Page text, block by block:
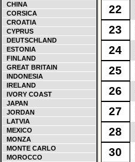
CHINA
CORSICA
CROATIA
CYPRUS
DEUTSCHLAND
ESTONIA
FINLAND
GREAT BRITAIN
INDONESIA
IRELAND
IVORY COAST
JAPAN
JORDAN
LATVIA
MEXICO
MONZA
MONTE CARLO
MOROCCO
22
23
24
25
26
27
28
30